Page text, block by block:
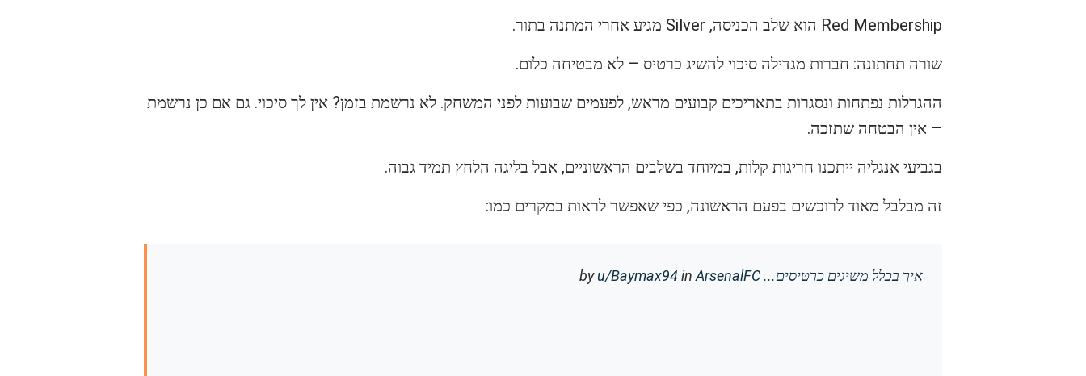
Red Membership הוא שלב הכניסה, Silver מגיע אחרי המתנה בתור.
שורה תחתונה: חברות מגדילה סיכוי להשיג כרטיס – לא מבטיחה כלום.
ההגרלות נפתחות ונסגרות בתאריכים קבועים מראש, לפעמים שבועות לפני המשחק. לא נרשמת בזמן? אין לך סיכוי. גם אם כן נרשמת
– אין הבטחה שתזכה.
בגביעי אנגליה ייתכנו חריגות קלות, במיוחד בשלבים הראשוניים, אבל בליגה הלחץ תמיד גבוה.
זה מבלבל מאוד לרוכשים בפעם הראשונה, כפי שאפשר לראות במקרים כמו:
איך בכלל משיגים כרטיסים... u/Baymax94in ArsenalFC